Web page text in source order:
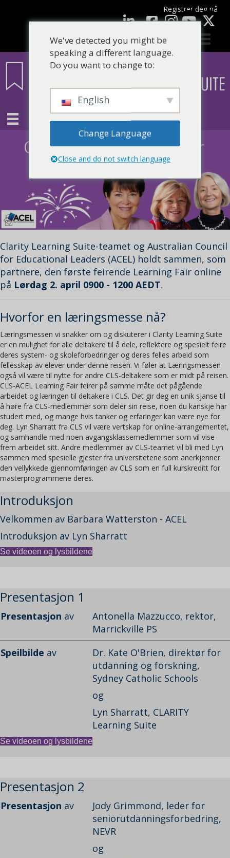
Registrer deg nå
LinkedInFacebook YouTube
Clarity Learning Suite-teamet og Australian Council
for Educational Leaders (ACEL) holdt sammen, som
partnere, den første feirende Learning Fair online
på Lørdag 2. april 0900 - 1200 AEDT.
Hvorfor en læringsmesse nå?
Læringsmessen vi snakker om og diskuterer i Clarity Learning Suite
er en mulighet for alle deltakere til å dele, reflektere og spesielt feire
deres system- og skoleforbedringer og deres felles arbeid som
fellesskap av elever under denne reisen. Vi føler at Læringsmessen
også vil være til nytte for andre CLS-deltakere som er midt på reisen.
CLS-ACEL Learning Fair feirer på samme måte det pågående
arbeidet og læringen til deltakere i CLS. Det gir deg en unik sjanse til
å høre fra CLS-medlemmer som deler sin reise, noen du kanskje har
studert med, og mange hvis tanker og erfaringer kan være nye for
deg. Lyn Sharratt fra CLS vil være vertskap for online-arrangementet,
og samhandle med noen avgangsklassemedlemmer som vil vise
frem arbeidet sitt. Andre medlemmer av CLS-teamet vil bli med Lyn
sammen med spesielle gjester fra universitetene som anerkjenner
den vellykkede gjennomføringen av CLS som en full kurskreditt for
masterprogrammene deres.
Introduksjon
Velkommen av Barbara Watterston - ACEL
Introduksjon av Lyn Sharratt
Se videoen og lysbildene
Presentasjon 1
Presentasjon av
Antonella Mazzucco, rektor,
Marrickville PS
Speilbilde av
Dr. Kate O'Brien, direktør for
utdanning og forskning,
Sydney Catholic Schools
og
Lyn Sharratt, CLARITY
Learning Suite
Se videoen og lysbildene
Presentasjon 2
Presentasjon av
Jody Grimmond, leder for
seniorutdanningsforbedring,
NEVR
og
We've detected you might be
speaking a different language.
Do you want to change to:
English
Change Language
Close and do not switch language